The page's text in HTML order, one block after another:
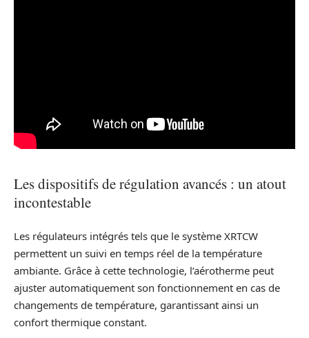
Les dispositifs de régulation avancés : un atout
incontestable
Les régulateurs intégrés tels que le système XRTCW
permettent un suivi en temps réel de la température
ambiante. Grâce à cette technologie, l’aérotherme peut
ajuster automatiquement son fonctionnement en cas de
changements de température, garantissant ainsi un
confort thermique constant.